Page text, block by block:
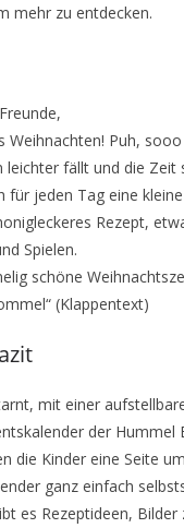
mehr zu entdecken.
Weihnachten! Puh,
leichter fällt und die Zeit
für jeden Tag eine
Rezept,
Spielen.
schöne
(Klappentext)
mit einer
der Hummel
die Kinder eine Seite
ganz einfach
es Rezeptideen, Bilder